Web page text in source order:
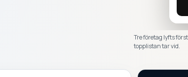
Tre företag lyfts
topplistan tar vid.